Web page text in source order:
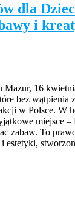
dla
i
Mazur, 16
bez wątpienia
w Polsce. W
miejsce
zabaw. To
estetyki,